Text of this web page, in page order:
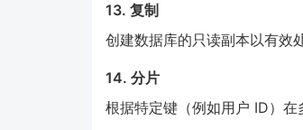
13. 复制
创建数据库的只读副本以有效
14. 分片
根据特定键（例如用户 ID）在